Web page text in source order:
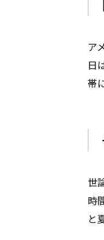
ア
日
帯
世
時
と